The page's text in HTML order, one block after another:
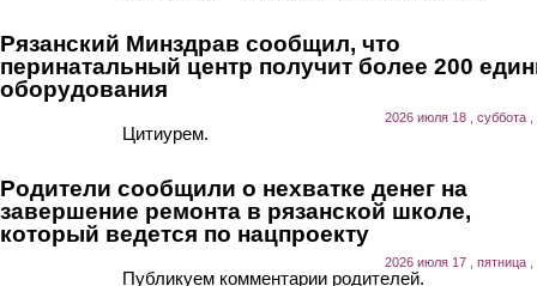
Рязанский Минздрав сообщил, что
перинатальный центр получит более 200
оборудования
2026 июля 18 , суббота ,
Цитиурем.
Родители сообщили о нехватке денег на
завершение ремонта в рязанской школе,
который ведется по нацпроекту
2026 июля 17 , пятница ,
Публикуем комментарии родителей.